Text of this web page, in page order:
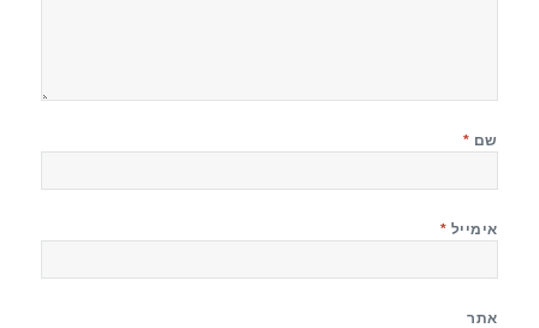
שם *
אימייל *
אתר